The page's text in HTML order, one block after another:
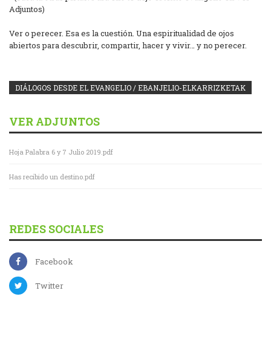
Adjuntos)
Ver o perecer. Esa es la cuestión. Una espiritualidad de ojos
abiertos para descubrir, compartir, hacer y vivir… y no perecer.
DIÁLOGOS DESDE EL EVANGELIO / EBANJELIO-ELKARRIZKETAK
VER ADJUNTOS
Hoja Palabra 6 y 7 Julio 2019.pdf
Has recibido un destino.pdf
REDES SOCIALES
Facebook
Twitter